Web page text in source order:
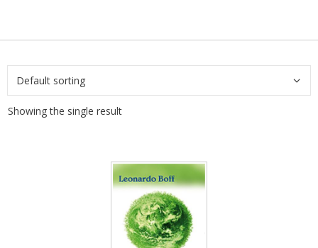
Showing the single result